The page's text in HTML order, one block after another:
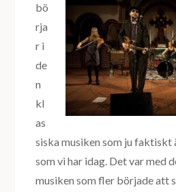
bö
rja
r i
de
n
kl
as
siska musiken som ju faktiskt
som vi har idag. Det var med
musiken som fler började att